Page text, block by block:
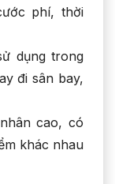
phí, thời
dụng trong
đi sân bay,
cao, có
khác nhau